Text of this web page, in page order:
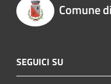
Comune
SEGUICI SU